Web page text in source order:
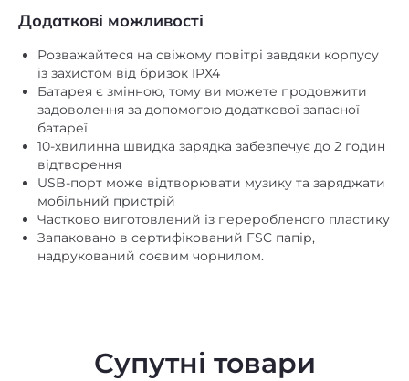
Додаткові можливості
Розважайтеся на свіжому повітрі завдяки корпусу
із захистом від бризок IPX4
Батарея є змінною, тому ви можете продовжити
задоволення за допомогою додаткової запасної
батареї
10-хвилинна швидка зарядка забезпечує до 2 годин
відтворення
USB-порт може відтворювати музику та заряджати
мобільний пристрій
Частково виготовлений із переробленого пластику
Запаковано в сертифікований FSC папір,
надрукований соєвим чорнилом.
Супутні товари